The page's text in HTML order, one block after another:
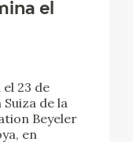
el
23 de
de la
Beyeler
en